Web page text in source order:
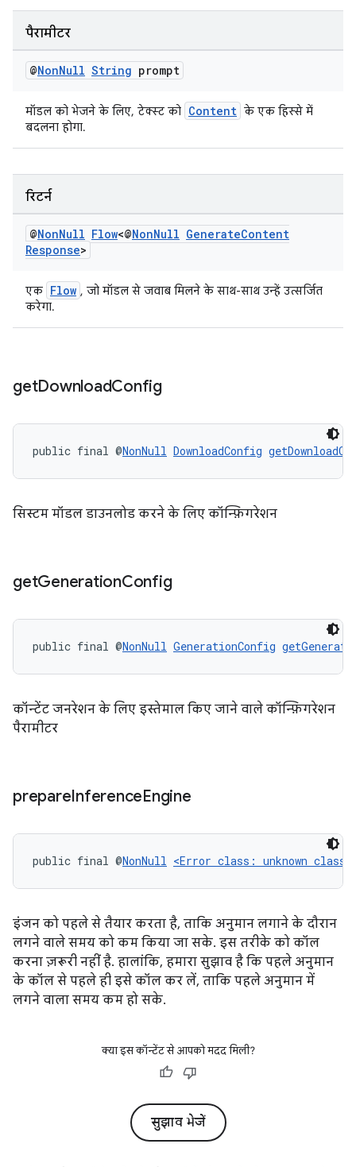
पैरामीटर
@NonNull String prompt
मॉडल को भेजने के लिए, टेक्स्ट को Content के एक हिस्से में
बदलना होगा.
रिटर्न
@NonNull Flow<@NonNull GenerateContent
Response>
एक Flow , जो मॉडल से जवाब मिलने के साथ-साथ उन्हें उत्सर्जित
करेगा.
getDownloadConfig
public final @NonNull DownloadConfig
सिस्टम मॉडल डाउनलोड करने के लिए कॉन्फ़िगरेशन
getGenerationConfig
public final @NonNull GenerationConfig
कॉन्टेंट जनरेशन के लिए इस्तेमाल किए जाने वाले कॉन्फ़िगरेशन
पैरामीटर
prepareInferenceEngine
public final @NonNull <Error class: unknown class>
इंजन को पहले से तैयार करता है, ताकि अनुमान लगाने के दौरान
लगने वाले समय को कम किया जा सके. इस तरीके को कॉल
करना ज़रूरी नहीं है. हालांकि, हमारा सुझाव है कि पहले अनुमान
के कॉल से पहले ही इसे कॉल कर लें, ताकि पहले अनुमान में
लगने वाला समय कम हो सके.
क्या इस कॉन्टेंट से आपको मदद मिली?
सुझाव भेजें